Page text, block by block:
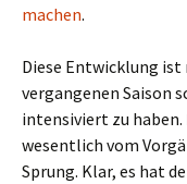
machen.
Diese Entwicklung
vergangenen Saison
intensiviert zu haben.
wesentlich vom
Sprung. Klar, es hat